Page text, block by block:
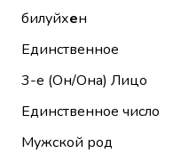
билуйхен
Единственное
3-е (Он/Она) Лицо
Единственное число
Мужской род